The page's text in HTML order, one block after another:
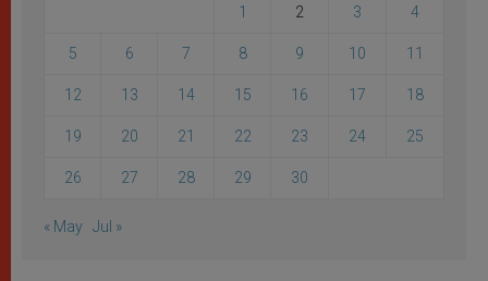
1 2 3 4
5 6 7 8 9 10 11
12 13 14 15 16 17 18
19 20 21 22 23 24 25
26 27 28 29 30
« May Jul »